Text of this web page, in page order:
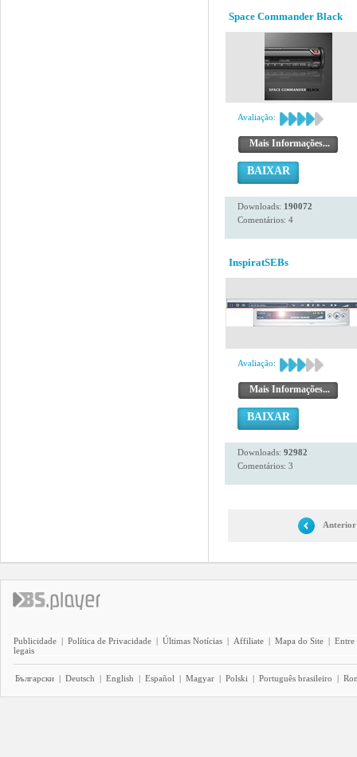
Space Commander Black
Avaliação:
Mais Informações...
BAIXAR
Downloads: 190072
Comentários: 4
InspiratSEBs
Avaliação:
Mais Informações...
BAIXAR
Downloads: 92982
Comentários: 3
Anterior
Publicidade | Política de Privacidade | Últimas Notícias | Affiliate | Mapa do Site | Entre
legais
Български | Deutsch | English | Español | Magyar | Polski | Português brasileiro |